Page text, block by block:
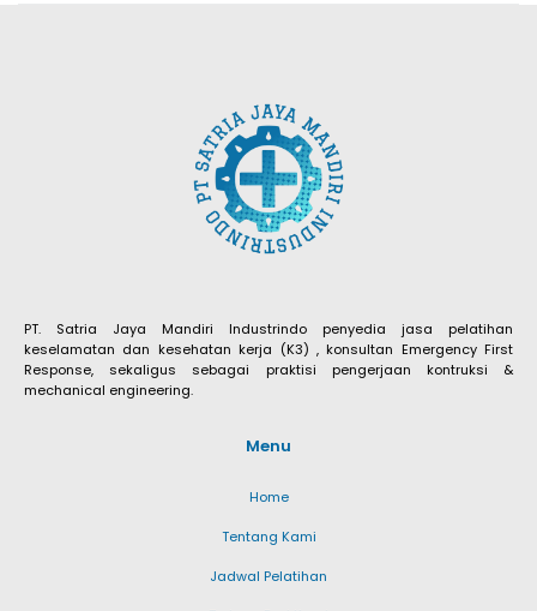
PT. Satria Jaya Mandiri Industrindo penyedia jasa pelatihan
keselamatan dan kesehatan kerja (K3) , konsultan Emergency First
Response, sekaligus sebagai praktisi pengerjaan kontruksi &
mechanical engineering.
Menu
Home
Tentang Kami
Jadwal Pelatihan